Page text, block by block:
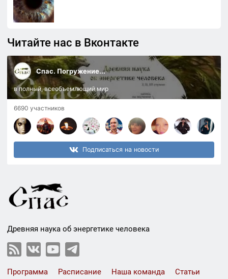
Читайте нас в Вконтакте
Спас. Погружение...
в полный, всеобъемлющий мир
6690 участников
Подписаться на новости
Древняя наука об энергетике человека
Программа Расписание Наша команда Статьи